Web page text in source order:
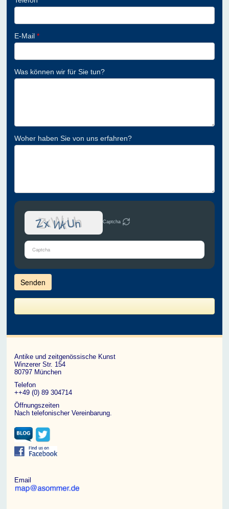
E-Mail*
Was können wir für Sie tun?
Woher haben Sie von uns erfahren?
Captcha
gib
die
im
CAPTCHA
angezeigten
bestätigen,
ein
Mensch
bist.
Antike und zeitgenössische Kunst
Winzerer Str. 154
80797 München
Telefon
++49 (0) 89 304714
Öffnungszeiten
Nach telefonischer Vereinbarung.
Email